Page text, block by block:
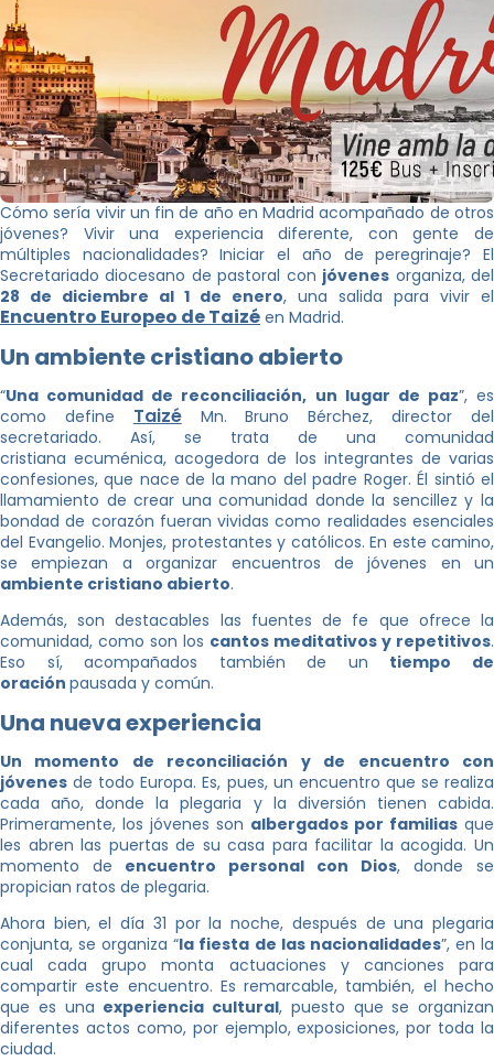
Cómo sería vivir un fin de año en Madrid acompañado de otros
jóvenes? Vivir una experiencia diferente, con gente de
múltiples nacionalidades? Iniciar el año de peregrinaje? El
Secretariado diocesano de pastoral con jóvenes organiza, del
28 de diciembre al 1 de enero, una salida para vivir el
Encuentro Europeo de Taizé en Madrid.
Un ambiente cristiano abierto
“Una comunidad de reconciliación, un lugar de paz”, es
como define TaizéMn. Bruno Bérchez, director del
secretariado. Así, se trata de una comunidad
cristiana ecuménica, acogedora de los integrantes de varias
confesiones, que nace de la mano del padre Roger. Él sintió el
llamamiento de crear una comunidad donde la sencillez y la
bondad de corazón fueran vividas como realidades esenciales
del Evangelio. Monjes, protestantes y católicos. En este camino,
se empiezan a organizar encuentros de jóvenes en un
ambiente cristiano abierto.
Además, son destacables las fuentes de fe que ofrece la
comunidad, como son los cantos meditativos y repetitivos.
Eso sí, acompañados también de un tiempo de
oración pausada y común.
Una nueva experiencia
Un momento de reconciliación y de encuentro con
jóvenes de todo Europa. Es, pues, un encuentro que se realiza
cada año, donde la plegaria y la diversión tienen cabida.
Primeramente, los jóvenes son albergados por familias que
les abren las puertas de su casa para facilitar la acogida. Un
momento de encuentro personal con Dios, donde se
propician ratos de plegaria.
Ahora bien, el día 31 por la noche, después de una plegaria
conjunta, se organiza “la fiesta de las nacionalidades”, en la
cual cada grupo monta actuaciones y canciones para
compartir este encuentro. Es remarcable, también, el hecho
que es una experiencia cultural, puesto que se organizan
diferentes actos como, por ejemplo, exposiciones, por toda la
ciudad.